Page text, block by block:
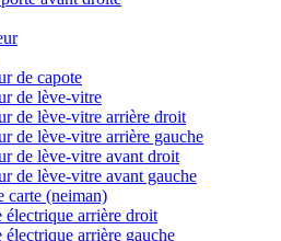
de capote
de lève-vitre
de lève-vitre arrière droit
de lève-vitre arrière gauche
de lève-vitre avant droit
de lève-vitre avant gauche
carte (neiman)
électrique arrière droit
arrière gauche